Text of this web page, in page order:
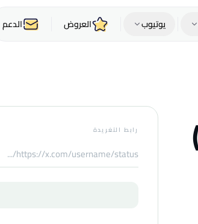
يوتيوب العروض الدعم
رابط التغريدة